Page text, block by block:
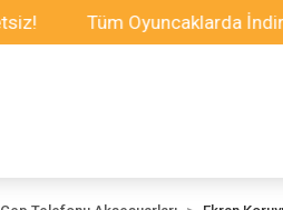
Tüm Oyuncaklarda İndirim